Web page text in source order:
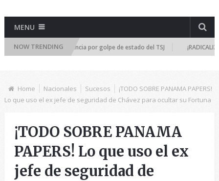
MENU
NOW TRENDING
reúne de emergencia por golpe de estado del TSJ ¡RADICALIZA
Home Nacionales Sucesos
¡TODO SOBRE PANAMA PAPERS!
Lo que uso el ex jefe de seguridad de Chávez para ocultar su Fortuna
¡TODO SOBRE PANAMA
PAPERS! Lo que uso el ex
jefe de seguridad de